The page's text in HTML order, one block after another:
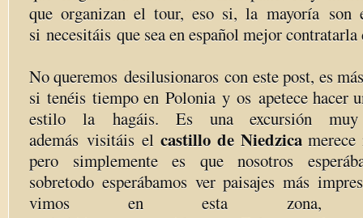
que organizan el tour, eso si, la mayoría son
si necesitáis que sea en español mejor contratarla
No queremos desilusionaros con este post, es
si tenéis tiempo en Polonia y os apetece hacer
estilo la hagáis. Es una excursión
además visitáis elcastillo de Niedzica
pero simplemente es que nosotros
sobretodo esperábamos ver paisajes más
vimos en esta zona,